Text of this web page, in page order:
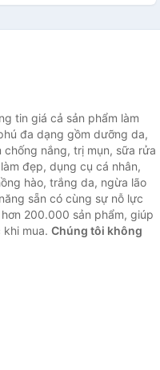
tin giá cả sản phẩm làm
đa dạng gồm dưỡng da,
nắng, trị mụn, sữa rửa
đẹp, dụng cụ cá nhân,
hào, trắng da, ngừa lão
sẵn có cùng sự nỗ lực
200.000 sản phẩm, giúp
mua. Chúng tôi không